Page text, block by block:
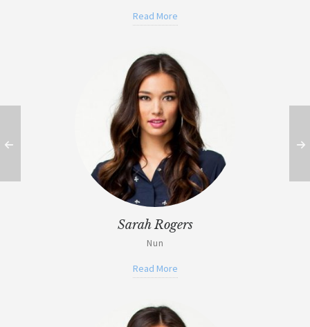
Read More
Sarah Rogers
Nun
Read More